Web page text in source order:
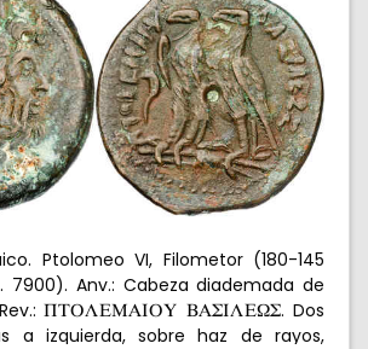
Ptolomeo VI, Filometor (180-145
7900). Anv.: Cabeza diademada de
QXPLEMAIPY BAWILE[W. Dos
a izquierda, sobre haz de rayos,